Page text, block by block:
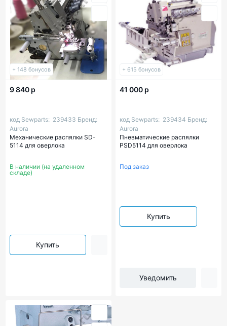
+ 148 бонусов
9 840 р
код Sewparts: 239433 Бренд:
Aurora
Механические распялки SD-
5114 для оверлока
В наличии (на удаленном
складе)
Купить
+ 615 бонусов
41 000 р
код Sewparts: 239434 Бренд:
Aurora
Пневматические распялки
PSD5114 для оверлока
Под заказ
Купить
Уведомить